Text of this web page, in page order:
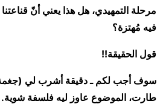
مرحلة التمهيدي، هل هذا يعني أنّ قناعتنا
فيه مُهتزة؟
قول الحقيقة!!
سوف أجب لكم ـ دقيقة أشرب لي (جغمة)
طارت، الموضوع عاوز ليه فلسفة شوية.